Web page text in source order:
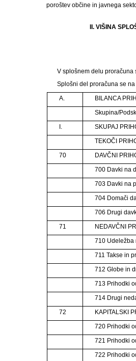
poroštev občine in javnega
II. VIŠINA
V splošnem delu
Splošni del proračuna se
A.
BILANCA
Skupina/
I.
SKUPAJ
TEKOČI
70
DAVČNI
700 Davki na
703 Davki na
704 Domači
706 Drugi
71
NEDAVČNI
710 Udeležba
711 Takse in
712 Globe in
713 Prihodki
714 Drugi
72
KAPITALSKI
720 Prihodki
721 Prihodki
722 Prihodki